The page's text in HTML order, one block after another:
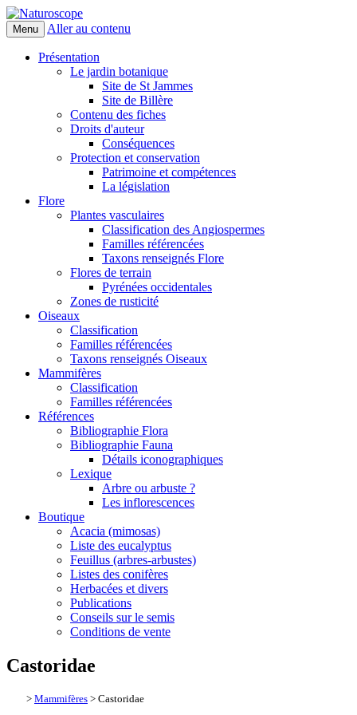
Naturoscope
Menu Aller au contenu
Présentation
Le jardin botanique
Site de St Jammes
Site de Billère
Contenu des fiches
Droits d'auteur
Conséquences
Protection et conservation
Patrimoine et compétences
La législation
Flore
Plantes vasculaires
Classification des Angiospermes
Familles référencées
Taxons renseignés Flore
Flores de terrain
Pyrénées occidentales
Zones de rusticité
Oiseaux
Classification
Familles référencées
Taxons renseignés Oiseaux
Mammifères
Classification
Familles référencées
Références
Bibliographie Flora
Bibliographie Fauna
Détails iconographiques
Lexique
Arbre ou arbuste ?
Les inflorescences
Boutique
Acacia (mimosas)
Liste des eucalyptus
Feuillus (arbres-arbustes)
Listes des conifères
Herbacées et divers
Publications
Conseils sur le semis
Conditions de vente
Castoridae
> Mammifères > Castoridae